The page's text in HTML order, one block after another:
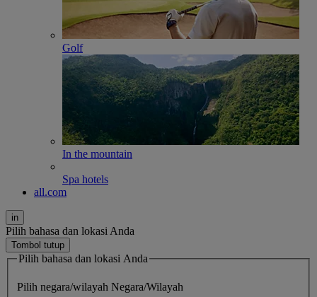
Golf
In the mountain
Spa hotels
all.com
in
Pilih bahasa dan lokasi Anda
Tombol tutup
Pilih bahasa dan lokasi Anda
Pilih negara/wilayah Negara/Wilayah